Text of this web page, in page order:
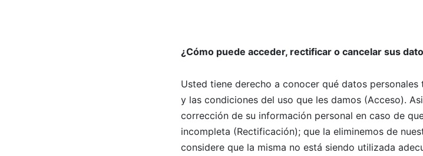
¿Cómo puede acceder, rectificar o cancelar sus
Usted tiene derecho a conocer qué datos
y las condiciones del uso que les damos (Acceso).
corrección de su información personal en caso de
incompleta (Rectificación); que la eliminemos de
considere que la misma no está siendo utilizada